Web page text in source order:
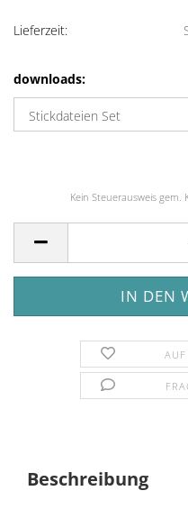
Lieferzeit:
downloads:
Kein Steuerausweis gem.
AUF
Beschreibung